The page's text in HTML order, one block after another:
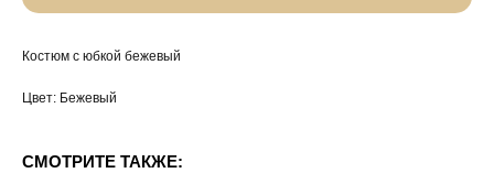
Костюм с юбкой бежевый
Цвет: Бежевый
СМОТРИТЕ ТАКЖЕ: